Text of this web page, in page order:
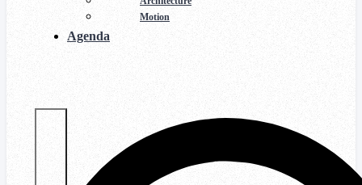
Motion
Agenda